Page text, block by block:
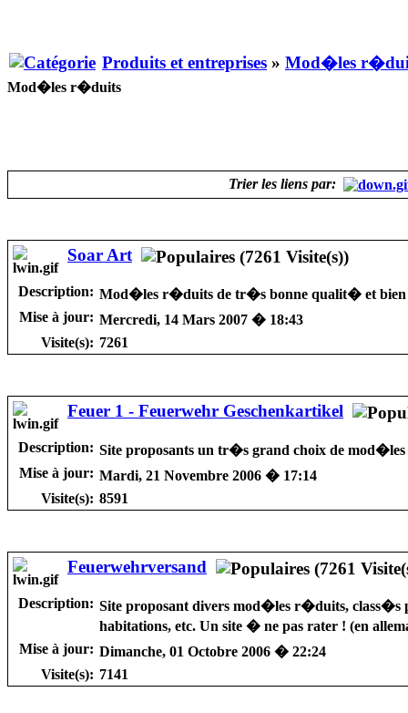
Produits et entreprises » Mod�les
Mod�les r�duits
Trier les liens par:
Soar Art
Description: Mod�les r�duits de tr�s bonne qualit� et
Mise à jour: Mercredi, 14 Mars 2007 � 18:43
Visite(s): 7261
Feuer 1 - Feuerwehr Geschenkartikel
Description: Site proposants un tr�s grand choix de
Mise à jour: Mardi, 21 Novembre 2006 � 17:14
Visite(s): 8591
Feuerwehrversand
Description: Site proposant divers mod�les r�duits, class�s
habitations, etc. Un site � ne pas rater ! (en
Mise à jour: Dimanche, 01 Octobre 2006 � 22:24
Visite(s): 7141